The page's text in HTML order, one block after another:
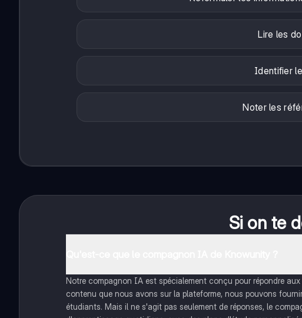
Lire les
Identifier
Noter les
Si on te
Notre compagnon IA est spécialement conçu pour répondre
contenu que nous avons sur la plateforme, nous pouvons
étudiants. Mais il ne s'agit pas seulement de réponses, le